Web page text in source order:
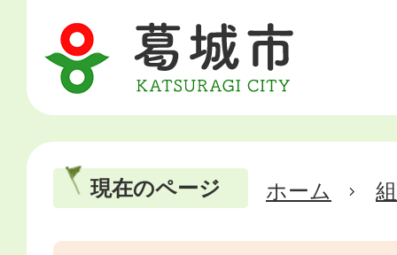
現在のページ ホーム